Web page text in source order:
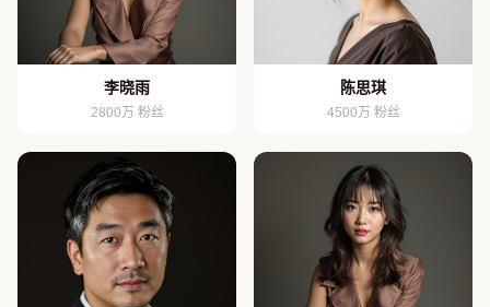
李晓雨
2800万 粉丝
陈思琪
4500万 粉丝